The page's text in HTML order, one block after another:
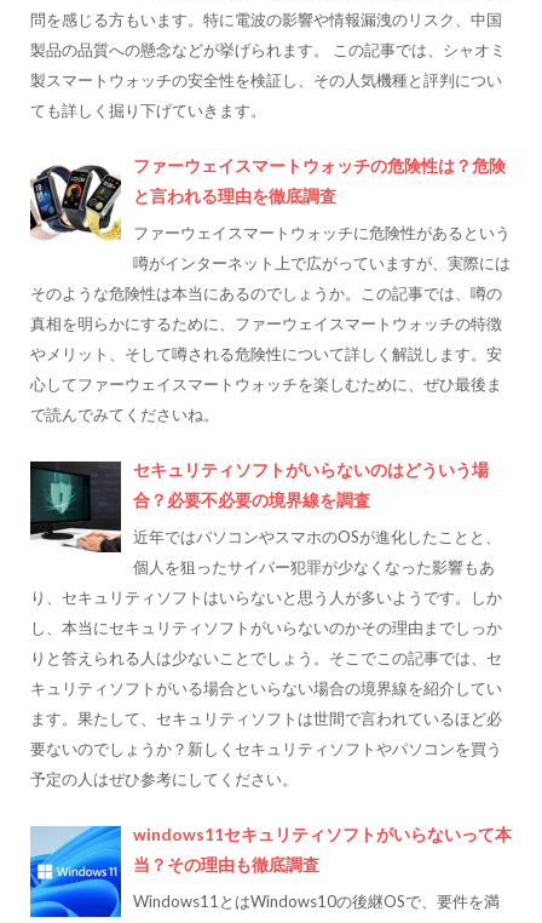
問を感じる方もいます。特に電波の影響や情報漏洩のリスク、中国
製品の品質への懸念などが挙げられます。 この記事では、シャオミ
製スマートウォッチの安全性を検証し、その人気機種と評判につい
ても詳しく掘り下げていきます。
ファーウェイスマートウォッチの危険性は？危険
と言われる理由を徹底調査
ファーウェイスマートウォッチに危険性があるという
噂がインターネット上で広がっていますが、実際には
そのような危険性は本当にあるのでしょうか。この記事では、噂の
真相を明らかにするために、ファーウェイスマートウォッチの特徴
やメリット、そして噂される危険性について詳しく解説します。安
心してファーウェイスマートウォッチを楽しむために、ぜひ最後ま
で読んでみてくださいね。
セキュリティソフトがいらないのはどういう場
合？必要不必要の境界線を調査
近年ではパソコンやスマホのOSが進化したことと、
個人を狙ったサイバー犯罪が少なくなった影響もあ
り、セキュリティソフトはいらないと思う人が多いようです。しか
し、本当にセキュリティソフトがいらないのかその理由までしっか
りと答えられる人は少ないことでしょう。そこでこの記事では、セ
キュリティソフトがいる場合といらない場合の境界線を紹介してい
ます。果たして、セキュリティソフトは世間で言われているほど必
要ないのでしょうか？新しくセキュリティソフトやパソコンを買う
予定の人はぜひ参考にしてください。
windows11セキュリティソフトがいらないって本
当？その理由も徹底調査
Windows11とはWindows10の後継OSで、要件を満